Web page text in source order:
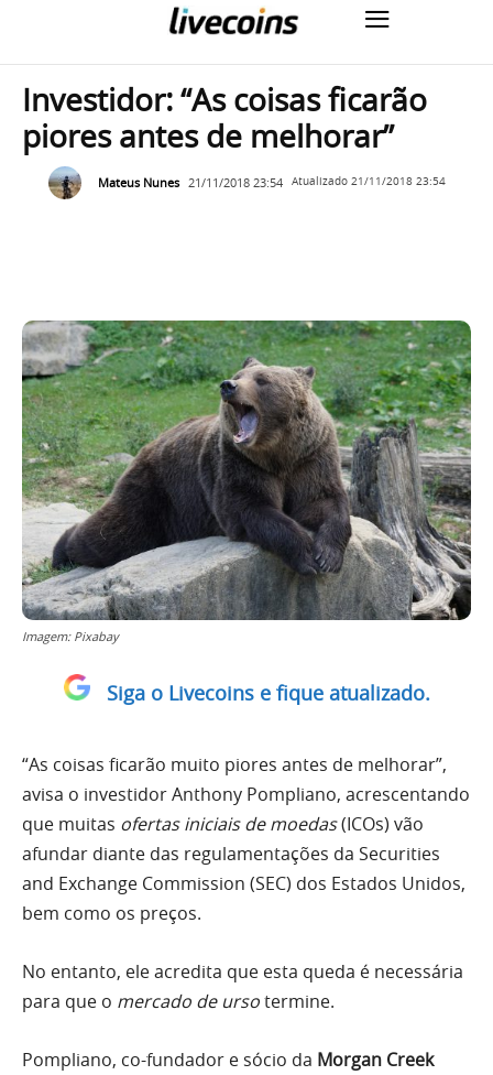
Investidor: “As coisas ficarão
piores antes de melhorar”
Mateus Nunes 21/11/2018 23:54 Atualizado 21/11/2018 23:54
Imagem: Pixabay
Siga o Livecoins e fique atualizado.
“As coisas ficarão muito piores antes de melhorar”,
avisa o investidor Anthony Pompliano, acrescentando
que muitas ofertas iniciais de moedas(ICOs) vão
afundar diante das regulamentações da Securities
and Exchange Commission (SEC) dos Estados Unidos,
bem como os preços.
No entanto, ele acredita que esta queda é necessária
para que o mercado de ursotermine.
Pompliano, co-fundador e sócio da Morgan Creek